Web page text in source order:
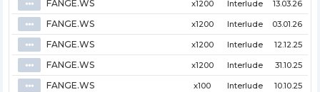
⦁⦁⦁ FANGE.WS x1200 Interlude 13.03.26
⦁⦁⦁ FANGE.WS x1200 Interlude 03.01.26
⦁⦁⦁ FANGE.WS x1200 Interlude 12.12.25
⦁⦁⦁ FANGE.WS x1200 Interlude 31.10.25
⦁⦁⦁ FANGE.WS x100 Interlude 10.10.25